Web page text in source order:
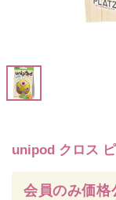
unipod クロス
会員のみ価格